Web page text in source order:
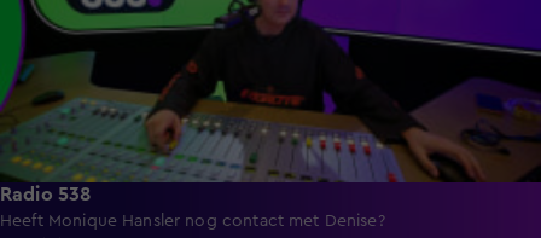
Radio 538
Heeft Monique Hansler nog contact met Denise?